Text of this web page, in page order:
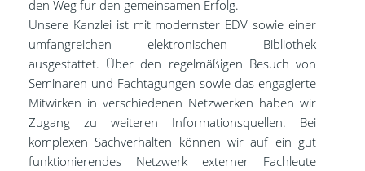
den Weg für den gemeinsamen Erfolg.
Unsere Kanzlei ist mit modernster EDV sowie einer
umfangreichen elektronischen Bibliothek
ausgestattet. Über den regelmäßigen Besuch von
Seminaren und Fachtagungen sowie das engagierte
Mitwirken in verschiedenen Netzwerken haben wir
Zugang zu weiteren Informationsquellen. Bei
komplexen Sachverhalten können wir auf ein gut
funktionierendes Netzwerk externer Fachleute